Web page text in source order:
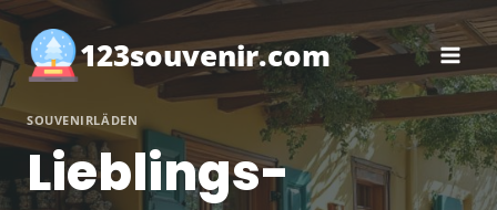
Zum
Inhalt
springen 123souvenir.com
SOUVENIRLÄDEN
Lieblings-